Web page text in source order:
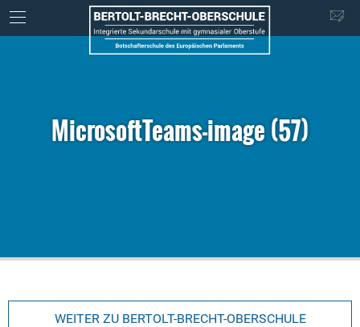
MicrosoftTeams-image (57)
WEITER ZU BERTOLT-BRECHT-OBERSCHULE